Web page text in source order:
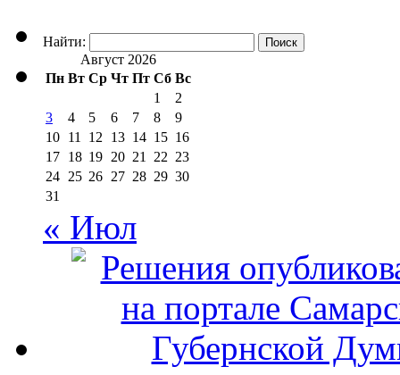
Найти:
Август 2026
Пн Вт Ср Чт Пт Сб Вс
1
2
3
4 5 6 7 8
9
10 11 12 13 14 15 16
17 18 19 20 21 22 23
24 25 26 27 28 29 30
31
« Июл